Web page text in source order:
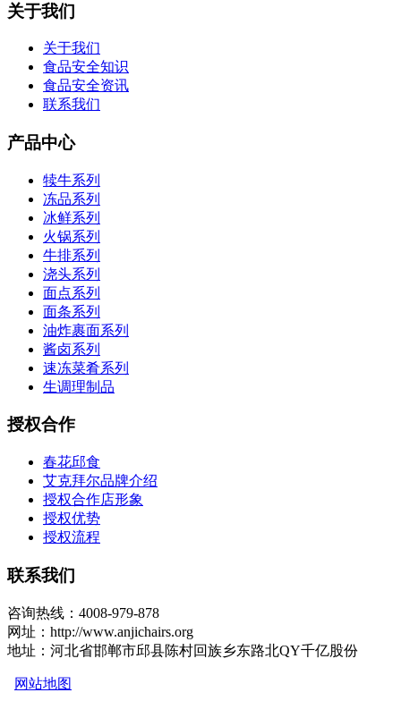
关于我们
关于我们
食品安全知识
食品安全资讯
联系我们
产品中心
犊牛系列
冻品系列
冰鲜系列
火锅系列
牛排系列
浇头系列
面点系列
面条系列
油炸裹面系列
酱卤系列
速冻菜肴系列
生调理制品
授权合作
春花邱食
艾克拜尔品牌介绍
授权合作店形象
授权优势
授权流程
联系我们
咨询热线：4008-979-878
网址：http://www.anjichairs.org
地址：河北省邯郸市邱县陈村回族乡东路北QY千亿股份
网站地图